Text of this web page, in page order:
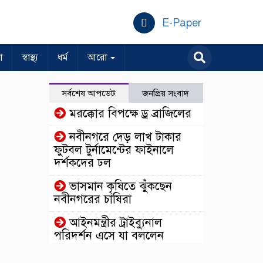
E-Paper
স্বাস্থ্য ধর্ম আরো
সর্বশেষ আপডেট জনপ্রিয় সংবাদ
মরক্কোর বিপক্ষে ড্র ব্রাজিলের
নবীনগরে দেড় লাখ টাকার
ফুটবল টুর্নামেন্টের ফাইনালে
দর্শকদের ঢল
ভাসমান কৃষিতে ঝুঁকছেন
নবীনগরের চাষিরা
আইনমন্ত্রীর ট্রাইব্যুনাল
পরিদর্শন এসে যা বললেন